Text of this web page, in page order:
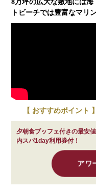
8万坪の広大な敷地には
トビーチでは豊富なマリ
【 おすすめポイント 】
夕朝食ブッフェ付きの最安
内スパ1day利用券付！
アワ